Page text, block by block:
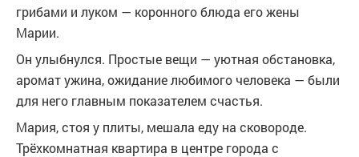
грибами и луком — коронного блюда его жены
Марии.
Он улыбнулся. Простые вещи — уютная обстановка,
аромат ужина, ожидание любимого человека — были
для него главным показателем счастья.
Мария, стоя у плиты, мешала еду на сковороде.
Трёхкомнатная квартира в центре города с